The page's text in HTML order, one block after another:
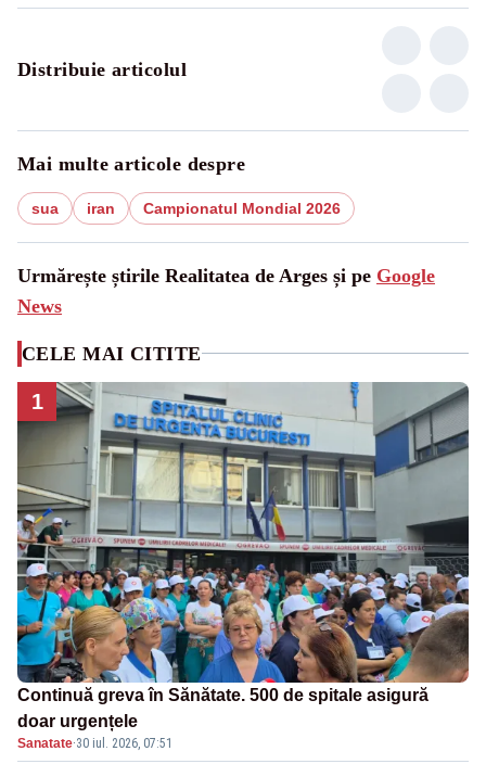
Distribuie articolul
Mai multe articole despre
sua iran Campionatul Mondial 2026
Urmărește știrile Realitatea de Arges și pe Google
News
CELE MAI CITITE
1
Continuă greva în Sănătate. 500 de spitale asigură
doar urgențele
Sanatate·30 iul. 2026, 07:51